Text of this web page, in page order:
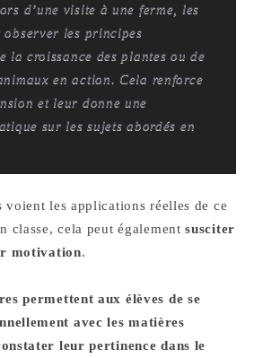
d’une visite à une ferme, les
observer les principes
la croissance des plantes ou de
en action. Cela renforce
et leur donne une
sur les sujets abordés en
voient les applications réelles de ce
classe, cela peut égalementsusciter
motivation.
permettent aux élèves de se
avec les matières
leur pertinence dans le